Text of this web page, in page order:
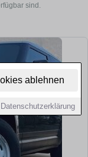
ablehnen
Datenschutzerklärung
sind.